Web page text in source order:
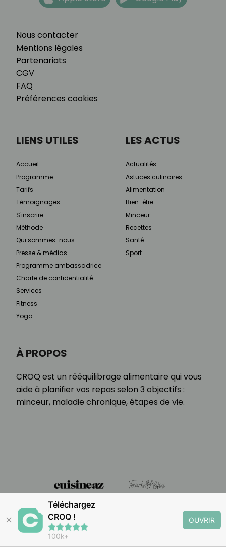
Nous contacter
Mentions légales
Partenariats
CGV
FAQ
Préférences cookies
À PROPOS
CROQ est un rééquilibrage alimentaire qui vous
aide à planifier vos repas selon 3 objectifs :
minceur, maladie chronique, étapes de vie.
LIENS UTILES
Accueil
Programme
Tarifs
Témoignages
S'inscrire
Méthode
Qui sommes-nous
Presse & médias
Programme ambassadrice
Charte de confidentialité
Services
Fitness
Yoga
LES ACTUS
Actualités
Astuces culinaires
Alimentation
Bien-être
Minceur
Recettes
Santé
Sport
✕
Téléchargez
CROQ !
100k+
OUVRIR